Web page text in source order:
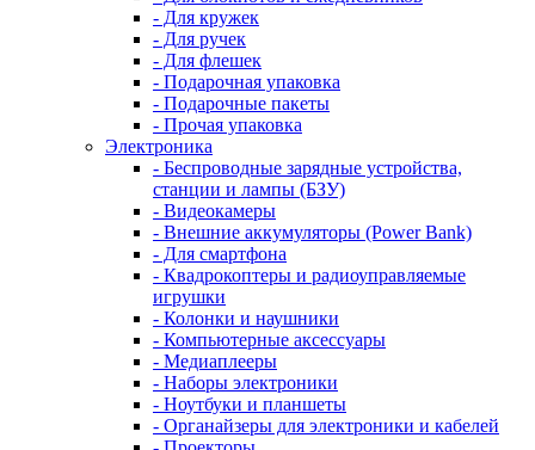
- Для кружек
- Для ручек
- Для флешек
- Подарочная упаковка
- Подарочные пакеты
- Прочая упаковка
Электроника
- Беспроводные зарядные устройства,
станции и лампы (БЗУ)
- Видеокамеры
- Внешние аккумуляторы (Power Bank)
- Для смартфона
- Квадрокоптеры и радиоуправляемые
игрушки
- Колонки и наушники
- Компьютерные аксессуары
- Медиаплееры
- Наборы электроники
- Ноутбуки и планшеты
- Органайзеры для электроники и кабелей